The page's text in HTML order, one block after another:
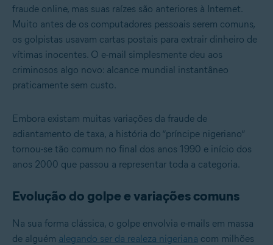
fraude online, mas suas raízes são anteriores à Internet.
Muito antes de os computadores pessoais serem comuns,
os golpistas usavam cartas postais para extrair dinheiro de
vítimas inocentes. O e-mail simplesmente deu aos
criminosos algo novo: alcance mundial instantâneo
praticamente sem custo.
Embora existam muitas variações da fraude de
adiantamento de taxa, a história do “príncipe nigeriano”
tornou-se tão comum no final dos anos 1990 e início dos
anos 2000 que passou a representar toda a categoria.
Evolução do golpe e variações comuns
Na sua forma clássica, o golpe envolvia e-mails em massa
de alguém alegando ser da realeza nigeriana com milhões